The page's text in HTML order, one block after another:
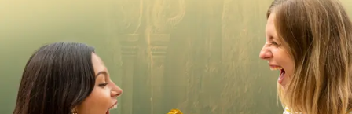
DE
IE
IT